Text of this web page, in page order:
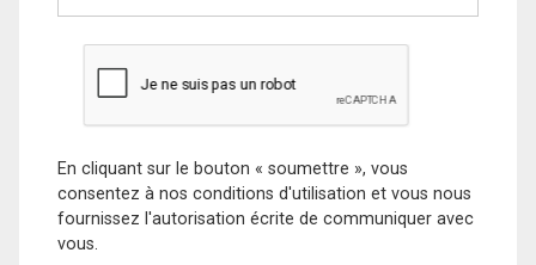
En cliquant sur le bouton « soumettre », vous
consentez à nos conditions d'utilisation et vous nous
fournissez l'autorisation écrite de communiquer avec
vous.